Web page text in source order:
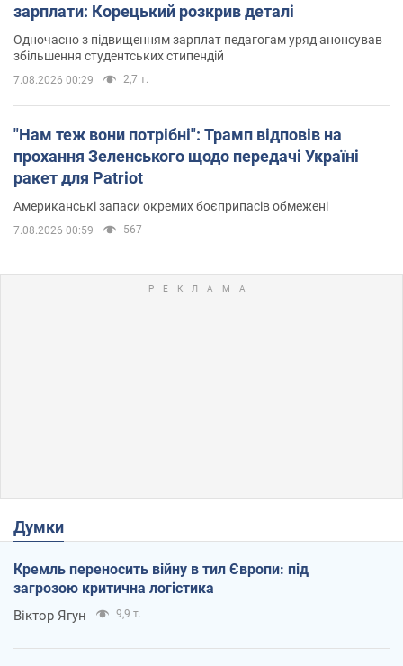
зарплати: Корецький розкрив деталі
Одночасно з підвищенням зарплат педагогам уряд анонсував
збільшення студентських стипендій
7.08.2026 00:29 2,7 т.
"Нам теж вони потрібні": Трамп відповів на
прохання Зеленського щодо передачі Україні
ракет для Patriot
Американські запаси окремих боєприпасів обмежені
7.08.2026 00:59 567
Думки
Кремль переносить війну в тил Європи: під
загрозою критична логістика
Віктор Ягун 9,9 т.